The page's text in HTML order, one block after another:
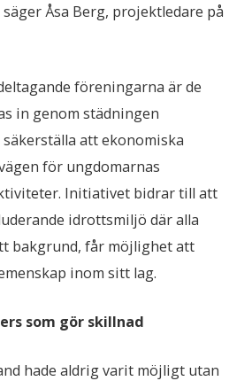
Åsa Berg, projektledare på
föreningarna är de
in genom städningen
att ekonomiska
för ungdomarnas
Initiativet bidrar till att
idrottsmiljö där alla
bakgrund, får möjlighet att
inom sitt lag.
som gör skillnad
hade aldrig varit möjligt utan